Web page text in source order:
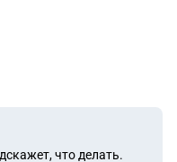
что делать.